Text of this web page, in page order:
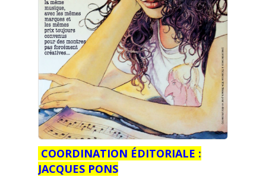
COORDINATION ÉDITORIALE :
JACQUES PONS